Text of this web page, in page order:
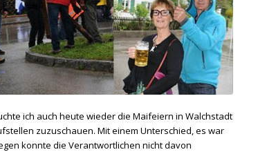
ich auch heute wieder die Maifeiern in Walchstadt
zuzuschauen. Mit einem Unterschied, es war
konnte die Verantwortlichen nicht davon